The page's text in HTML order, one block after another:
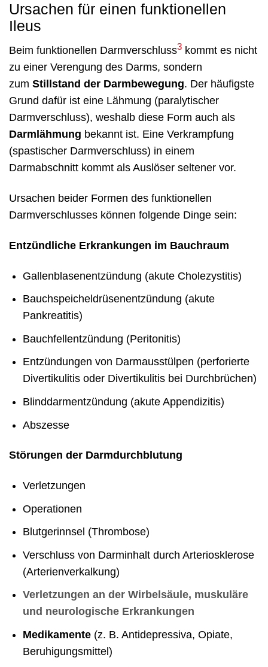
Ursachen für einen funktionellen
Ileus
Beim funktionellen Darmverschluss3 kommt es nicht
zu einer Verengung des Darms, sondern
zum Stillstand der Darmbewegung. Der häufigste
Grund dafür ist eine Lähmung (paralytischer
Darmverschluss), weshalb diese Form auch als
Darmlähmung bekannt ist. Eine Verkrampfung
(spastischer Darmverschluss) in einem
Darmabschnitt kommt als Auslöser seltener vor.
Ursachen beider Formen des funktionellen
Darmverschlusses können folgende Dinge sein:
Entzündliche Erkrankungen im Bauchraum
Gallenblasenentzündung (akute Cholezystitis)
Bauchspeicheldrüsenentzündung (akute
Pankreatitis)
Bauchfellentzündung (Peritonitis)
Entzündungen von Darmausstülpen (perforierte
Divertikulitis oder Divertikulitis bei Durchbrüchen)
Blinddarmentzündung (akute Appendizitis)
Abszesse
Störungen der Darmdurchblutung
Verletzungen
Operationen
Blutgerinnsel (Thrombose)
Verschluss von Darminhalt durch Arteriosklerose
(Arterienverkalkung)
Verletzungen an der Wirbelsäule, muskuläre
und neurologische Erkrankungen
Medikamente (z. B. Antidepressiva, Opiate,
Beruhigungsmittel)